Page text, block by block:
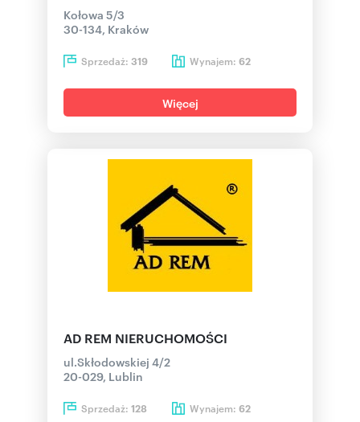
Kołowa 5/3
30-134, Kraków
Sprzedaż: 319 Wynajem: 62
Więcej
AD REM NIERUCHOMOŚCI
ul.Skłodowskiej 4/2
20-029, Lublin
Sprzedaż: 128 Wynajem: 62